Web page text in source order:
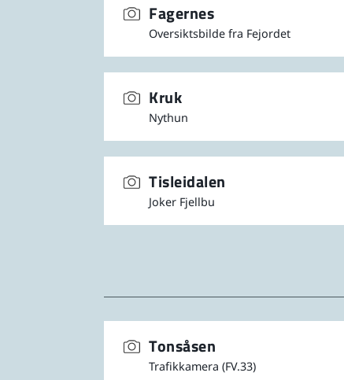
Fagernes
Oversiktsbilde fra Fejordet
Kruk
Nythun
Tisleidalen
Joker Fjellbu
Tonsåsen
Trafikkamera (FV.33)